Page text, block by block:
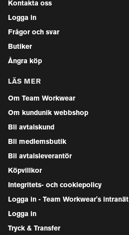
Kontakta oss
Logga in
Frågor och svar
Butiker
Ångra köp
LÄS MER
Om Team Workwear
Om kundunik webbshop
Bli avtalskund
Bli medlemsbutik
Bli avtalsleverantör
Köpvillkor
Integritets- och cookiepolicy
Logga in - Team Workwear's intranät
Logga in
Tryck & Transfer